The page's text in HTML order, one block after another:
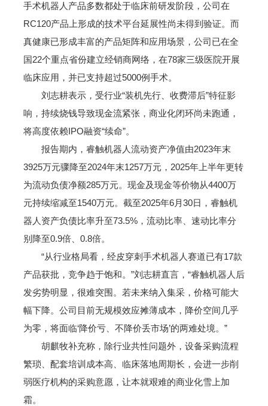
手术机器人产品多数都处于临床前研发阶段，公司在
RC120产品上形成的技术平台延展性尚未得到验证。而
真健康已形成丰富的产品矩阵和应用场景，公司已在全
国22个重点省份建立经销商网络，在78家三级医院开展
临床应用，并已支持超过5000例手术。
刘志耕表示，受行业“装机先行、收费滞后”特征影
响，持续烧钱导致现金流紧张，商业化闭环尚未跑通，
将高度依赖IPO融资“续命”。
报告期内，睿触机器人流动资产净值由2023年末
3925万元骤降至2024年末1257万元，2025年上半年更转
为流动负债净额285万元。现金及现金等价物从4400万
元持续缩减至1540万元。截至2025年6月30日，睿触机
器人资产负债比率升至73.5%，流动比率、速动比率分
别降至0.9倍、0.8倍。
“从行业格局看，经皮穿刺手术机器人赛道已有17款
产品获批，竞争趋于饱和。”刘志耕直言，“睿触机器人后
发劣势明显，很难突围。若未来纳入集采，价格可能大
幅下降。公司目前无规模效应摊薄成本，降价空间几乎
为零，将面临‘降价亏、不降价丢市场’的两难处境。”
胡麒牧补充称，除行业共性问题外，设备采购流程
繁琐、配套培训成本高、临床落地周期长，会进一步削
弱医疗机构的采购意愿，让本就艰难的商业化雪上加
霜。